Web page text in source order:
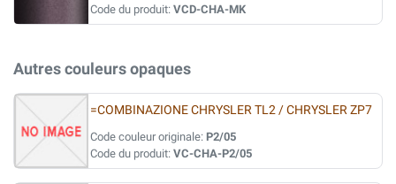
Code du produit: VCD-CHA-MK
Autres couleurs opaques
=COMBINAZIONE CHRYSLER TL2 / CHRYSLER ZP7
Code couleur originale: P2/05
Code du produit: VC-CHA-P2/05